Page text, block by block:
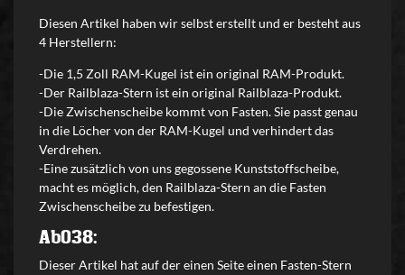
Diesen Artikel haben wir selbst erstellt und er besteht aus
4 Herstellern:
-Die 1,5 Zoll RAM-Kugel ist ein original RAM-Produkt.
-Der Railblaza-Stern ist ein original Railblaza-Produkt.
-Die Zwischenscheibe kommt von Fasten. Sie passt genau
in die Löcher von der RAM-Kugel und verhindert das
Verdrehen.
-Eine zusätzlich von uns gegossene Kunststoffscheibe,
macht es möglich, den Railblaza-Stern an die Fasten
Zwischenscheibe zu befestigen.
Ab038:
Dieser Artikel hat auf der einen Seite einen Fasten-Stern